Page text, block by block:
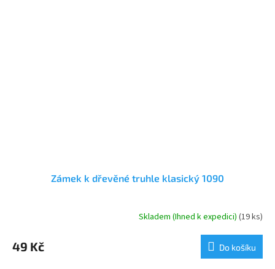
Zámek k dřevěné truhle klasický 1090
produktu
je
Skladem (Ihned k expedici)(19 ks)
49 Kč Do košíku